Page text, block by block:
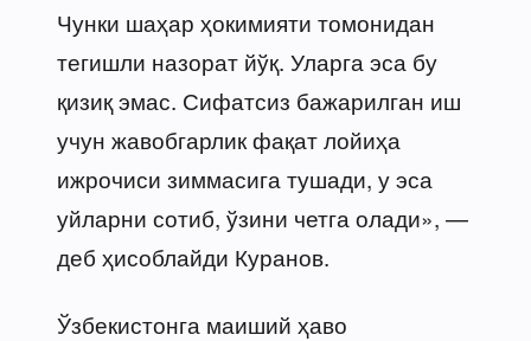
Чунки шаҳар ҳокимияти томонидан
тегишли назорат йўқ. Уларга эса бу
қизиқ эмас. Сифатсиз бажарилган иш
учун жавобгарлик фақат лойиҳа
ижрочиси зиммасига тушади, у эса
уйларни сотиб, ўзини четга олади», —
деб ҳисоблайди Куранов.
Ўзбекистонга маиший ҳаво